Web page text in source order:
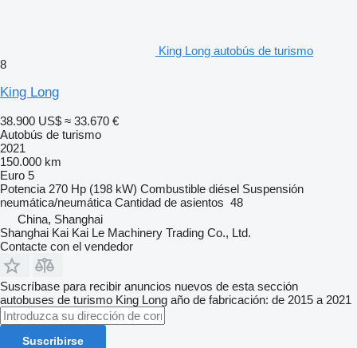
King Long autobús de turismo
8
King Long
38.900 US$ ≈ 33.670 €
Autobús de turismo
2021
150.000 km
Euro 5
Potencia 270 Hp (198 kW) Combustible diésel Suspensión
neumática/neumática Cantidad de asientos 48
China, Shanghai
Shanghai Kai Kai Le Machinery Trading Co., Ltd.
Contacte con el vendedor
Suscríbase para recibir anuncios nuevos de esta sección
autobuses de turismo King Long año de fabricación: de 2015 a 2021
Suscribirse